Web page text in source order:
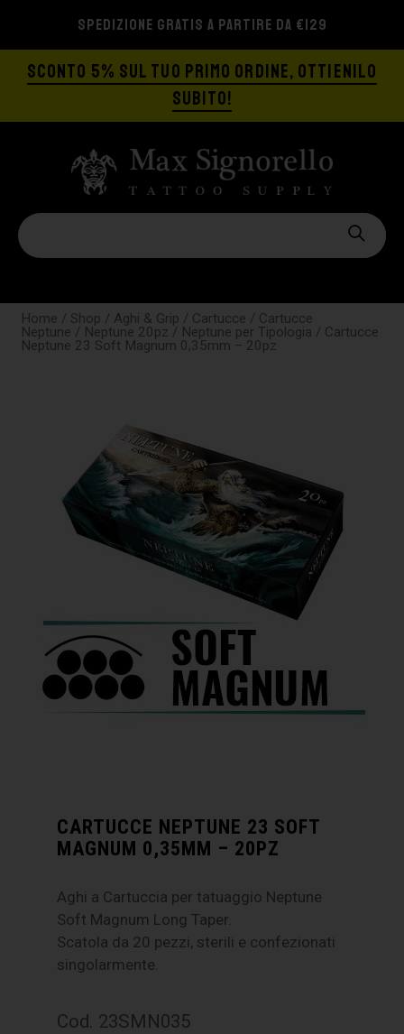
SPEDIZIONE GRATIS A PARTIRE DA €129
SCONTO 5% SUL TUO PRIMO ORDINE, OTTIENILO
SUBITO!
Home / Shop / Aghi & Grip / Cartucce / Cartucce
Neptune / Neptune 20pz / Neptune per Tipologia / Cartucce
Neptune 23 Soft Magnum 0,35mm – 20pz
CARTUCCE NEPTUNE 23 SOFT
MAGNUM 0,35MM – 20PZ
Aghi a Cartuccia per tatuaggio Neptune
Soft Magnum Long Taper.
Scatola da 20 pezzi, sterili e confezionati
singolarmente.
Cod. 23SMN035